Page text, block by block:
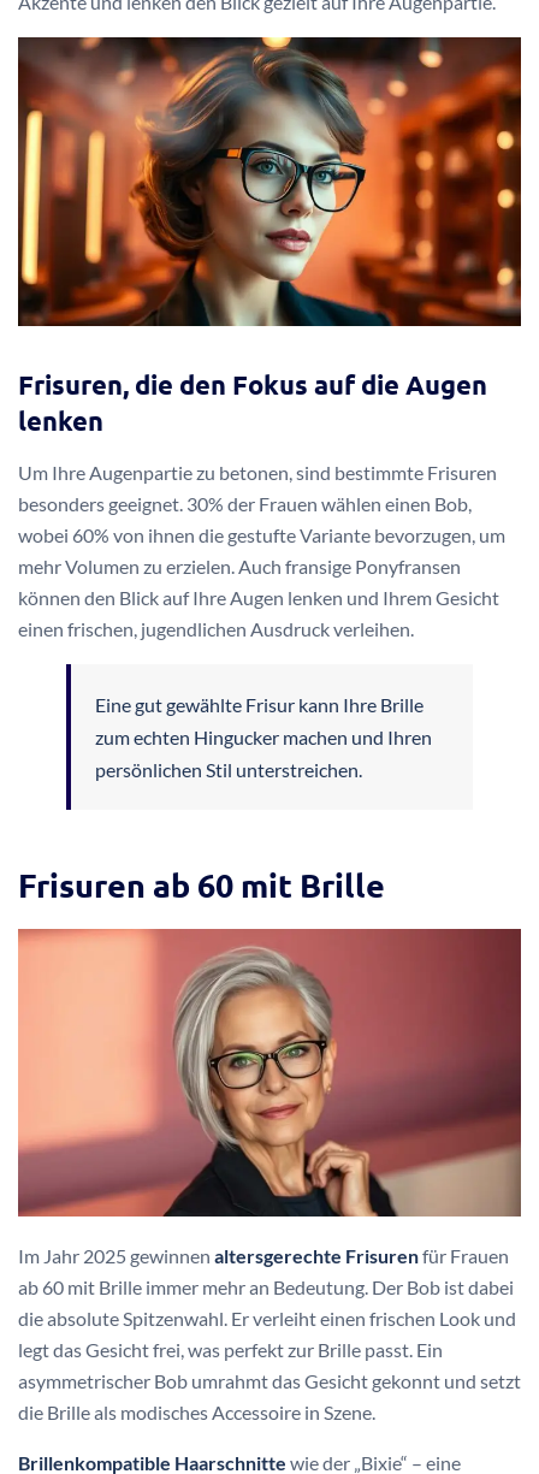
Frisuren, die den Fokus auf die Augen
lenken
Um Ihre Augenpartie zu betonen, sind bestimmte Frisuren
besonders geeignet. 30% der Frauen wählen einen Bob,
wobei 60% von ihnen die gestufte Variante bevorzugen, um
mehr Volumen zu erzielen. Auch fransige Ponyfransen
können den Blick auf Ihre Augen lenken und Ihrem Gesicht
einen frischen, jugendlichen Ausdruck verleihen.
Eine gut gewählte Frisur kann Ihre Brille
zum echten Hingucker machen und Ihren
persönlichen Stil unterstreichen.
Frisuren ab 60 mit Brille
Im Jahr 2025 gewinnen altersgerechte Frisurenfür Frauen
ab 60 mit Brille immer mehr an Bedeutung. Der Bob ist dabei
die absolute Spitzenwahl. Er verleiht einen frischen Look und
legt das Gesicht frei, was perfekt zur Brille passt. Ein
asymmetrischer Bob umrahmt das Gesicht gekonnt und setzt
die Brille als modisches Accessoire in Szene.
Brillenkompatible Haarschnitte wie der „Bixie“ – eine